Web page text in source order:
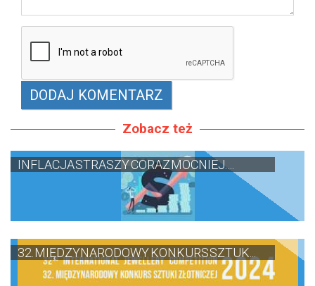
Zobacz też
INFLACJA STRASZY CORAZ MOCNIEJ. ...
32. MIĘDZYNARODOWY KONKURS SZTUK...